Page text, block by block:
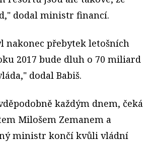
dodal ministr financí.
nakonec přebytek letošních
2017 bude dluh o 70 miliard
dodal Babiš.
každým dnem, čeká
Milošem Zemanem a
ministr končí kvůli vládní